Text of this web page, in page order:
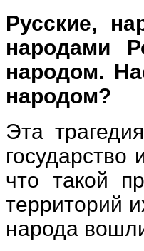
Русские,
народами
народом.
народом?
Эта
что такой
территорий
народа